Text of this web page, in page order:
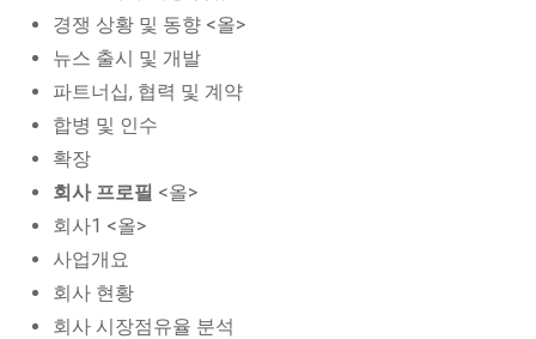
경쟁 상황 및 동향 <올>
뉴스 출시 및 개발
파트너십, 협력 및 계약
합병 및 인수
확장
회사 프로필 <올>
회사1 <올>
사업개요
회사 현황
회사 시장점유율 분석